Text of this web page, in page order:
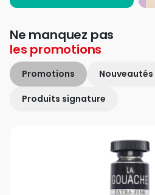
Ne manquez pas
les promotions
Promotions Nouveautés
Produits signature